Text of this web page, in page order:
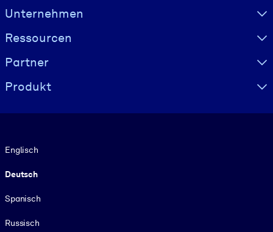
Visually hidden Text
Unternehmen
Ressourcen
Partner
Produkt
Englisch
Deutsch
Spanisch
Russisch